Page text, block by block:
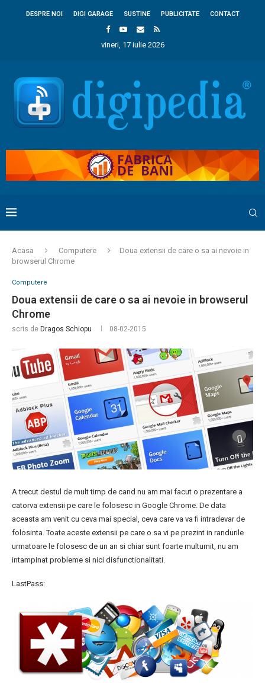
DESPRE NOI DIGI GARAGE SUSTINE PUBLICITATE CONTACT
vineri, 17 iulie 2026
Acasa Computere
Doua extensii de care o sa ai nevoie in
browserul Chrome
Computere
Doua extensii de care o sa ai nevoie in browserul
Chrome
scris de Dragos Schiopu 08-02-2015
A trecut destul de mult timp de cand nu am mai facut o prezentare a
catorva extensii pe care le folosesc in Google Chrome. De data
aceasta am venit cu ceva mai special, ceva care va va fi intradevar de
folosinta. Toate aceste extensii pe care o sa vi pe prezint in randurile
urmatoare le folosesc de un an si chiar sunt foarte multumit, nu am
intampinat probleme si nici disfunctionalitati.
LastPass: